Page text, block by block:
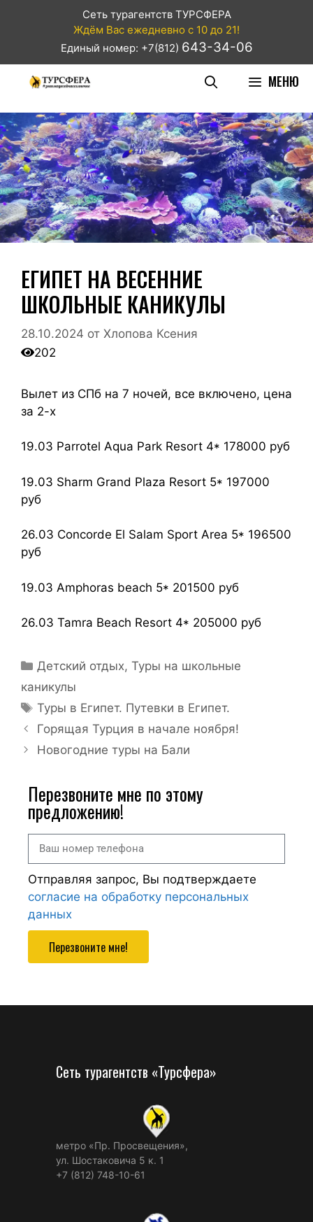
Сеть турагентств ТУРСФЕРА
Ждём Вас ежедневно с 10 до 21!
Единый номер: +7(812) 643-34-06
МЕНЮ
ЕГИПЕТ НА ВЕСЕННИЕ
ШКОЛЬНЫЕ КАНИКУЛЫ
28.10.2024 от Хлопова Ксения
202
Вылет из СПб на 7 ночей, все включено, цена
за 2-х
19.03 Parrotel Aqua Park Resort 4* 178000 руб
19.03 Sharm Grand Plaza Resort 5* 197000
руб
26.03 Concorde El Salam Sport Area 5* 196500
руб
19.03 Amphoras beach 5* 201500 руб
26.03 Tamra Beach Resort 4* 205000 руб
Детский отдых,Туры на школьные
каникулы
Туры в Египет. Путевки в Египет.
Горящая Турция в начале ноября!
Новогодние туры на Бали
Перезвоните мне по этому
предложению!
Отправляя запрос, Вы подтверждаете
согласие на обработку персональных
данных
Перезвоните мне!
Сеть турагентств «Турсфера»
метро «Пр. Просвещения»,
ул. Шостаковича 5 к. 1
+7 (812) 748-10-61